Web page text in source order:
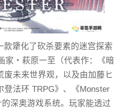
款犟化了砍杀要素的迷宫探索
家・萩原一至（代表作：《暗
废未来世界观，以及由加藤ヒ
登法环 TRPG》、《Monster
深奥游戏系统。玩家能透过